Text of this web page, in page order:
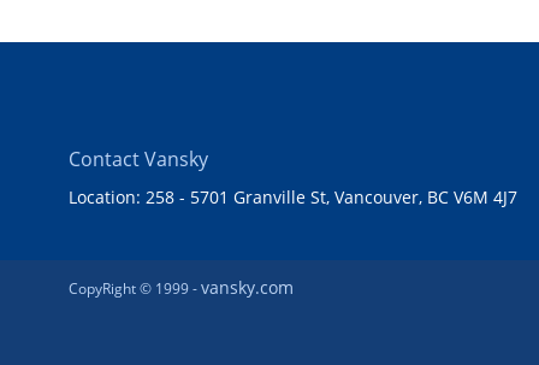
Contact Vansky
Location: 258 - 5701 Granville St, Vancouver, BC V6M 4J7
CopyRight © 1999 -vansky.com